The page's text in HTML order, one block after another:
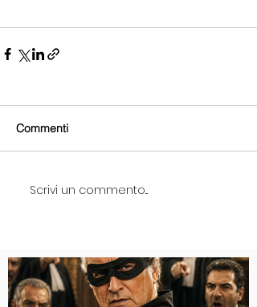
Commenti
Scrivi un commento...